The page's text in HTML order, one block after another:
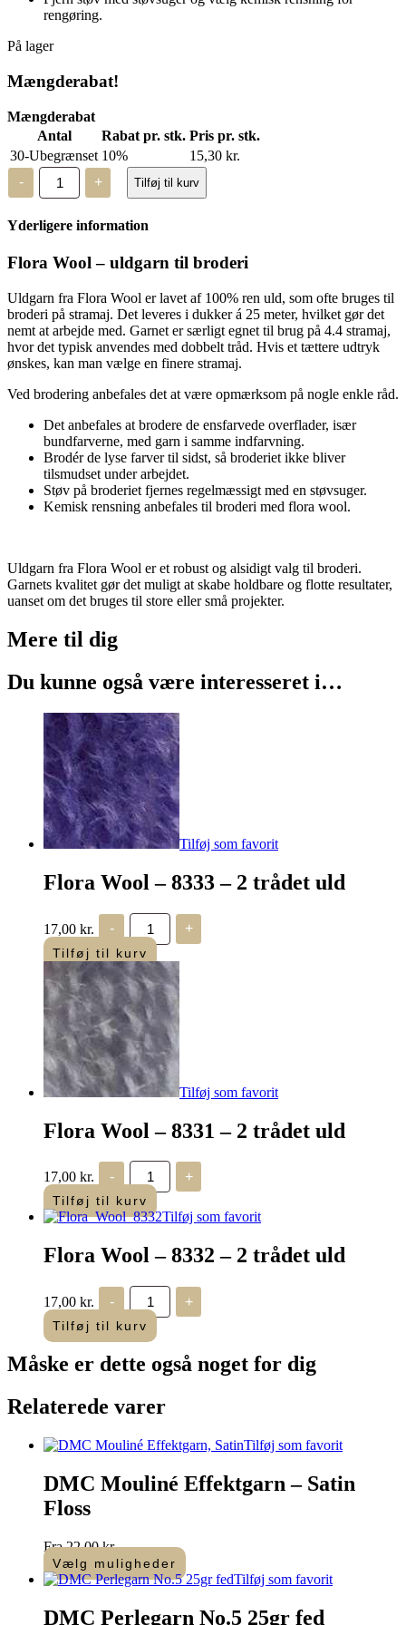
rengøring.
På lager
Mængderabat!
Mængderabat
Antal
Rabat pr. stk. Pris pr. stk.
30-Ubegrænset 10% 15,30 kr.
-
Flora
Wool
-
8328
-
trådet
+ Tilføj til kurv
Yderligere information
Flora Wool – uldgarn til broderi
Uldgarn fra Flora Wool er lavet af 100% ren uld, som ofte bruges til
broderi på stramaj. Det leveres i dukker á 25 meter, hvilket gør det
nemt at arbejde med. Garnet er særligt egnet til brug på 4.4 stramaj,
hvor det typisk anvendes med dobbelt tråd. Hvis et tættere udtryk
ønskes, kan man vælge en finere stramaj.
Ved brodering anbefales det at være opmærksom på nogle enkle råd.
Det anbefales at brodere de ensfarvede overflader, især
bundfarverne, med garn i samme indfarvning.
Brodér de lyse farver til sidst, så broderiet ikke bliver
tilsmudset under arbejdet.
Støv på broderiet fjernes regelmæssigt med en støvsuger.
Kemisk rensning anbefales til broderi med flora wool.
Uldgarn fra Flora Wool er et robust og alsidigt valg til broderi.
Garnets kvalitet gør det muligt at skabe holdbare og flotte resultater,
uanset om det bruges til store eller små projekter.
Mere til dig
Du kunne også være interesseret i…
Tilføj som favorit
Flora Wool – 8333 – 2 trådet uld
17,00 kr. -
Flora
Wool
-
8333
-
2
trådet
uld
antal
+
Tilføj til kurv
Tilføj som favorit
Flora Wool – 8331 – 2 trådet uld
17,00 kr. -
Flora
Wool
-
8331
-
trådet
antal
+
Tilføj til kurv
Tilføj som favorit
Flora Wool – 8332 – 2 trådet uld
17,00 kr. -
Flora
Wool
-
8332
2
antal
+
Tilføj til kurv
Måske er dette også noget for dig
Relaterede varer
Tilføj som favorit
DMC Mouliné Effektgarn – Satin
Floss
Fra22,00kr.
Vælg muligheder
Dette
har
Tilføj som favorit
DMC Perlegarn No.5 25gr fed